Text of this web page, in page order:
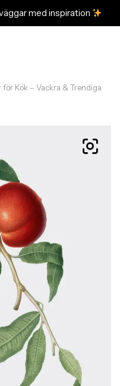
med inspiration
Kök – Vackra & Trendiga